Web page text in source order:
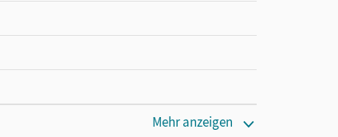
Mehr anzeigen